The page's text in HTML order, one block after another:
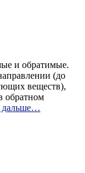
и обратимые.
(до
веществ),
обратном
дальше…